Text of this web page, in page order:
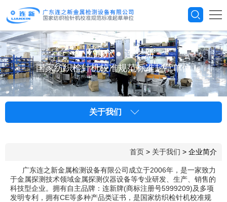
企业简介●连之新
国家纺织检针机校准规范标准起草单位
关于我们
首页 > 关于我们 > 企业简介
广东连之新金属检测设备有限公司成立于2006年，是一家致力
于金属探测技术领域金属探测仪器设备等专业研发、生产、销售的
科技型企业。拥有自主品牌：连新牌(商标注册号5999209)及多项
发明专利，拥有CE等多种产品类证书，是国家纺织检针机校准规